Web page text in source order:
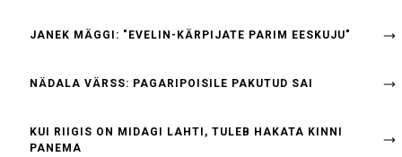
JANEK MÄGGI: "EVELIN-KÄRPIJATE PARIM EESKUJU"
NÄDALA VÄRSS: PAGARIPOISILE PAKUTUD SAI
KUI RIIGIS ON MIDAGI LAHTI, TULEB HAKATA KINNI
PANEMA